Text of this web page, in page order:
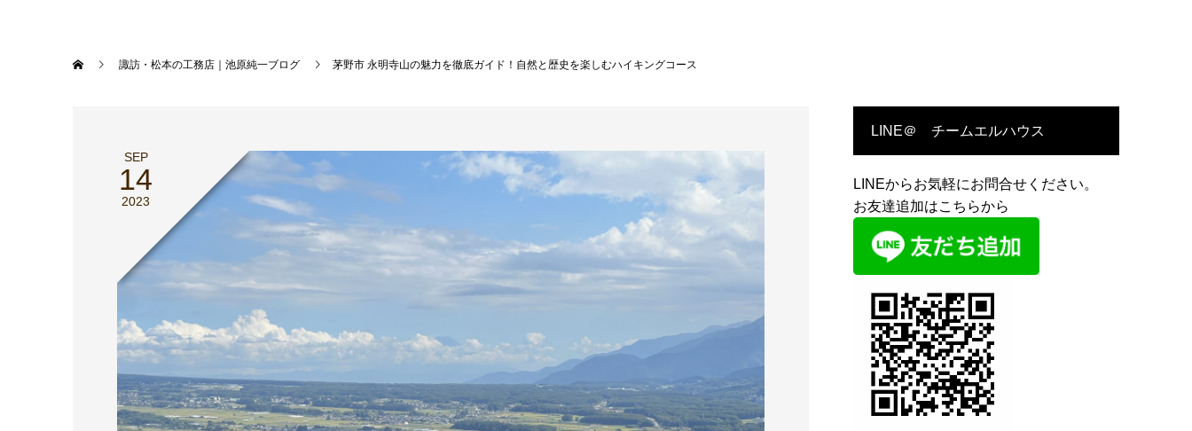
諏訪・松本の工務店｜池原純一ブログ 茅野市 永明寺山の魅力を徹底ガイド！自然と歴史を楽しむハイキングコース
SEP
14
2023
LINE＠ チームエルハウス
LINEからお気軽にお問合せください。
お友達追加はこちらから